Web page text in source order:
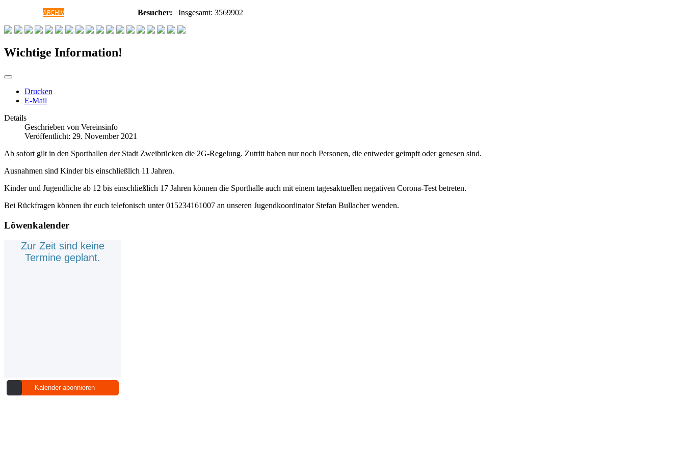
ARCHIV Besucher: Insgesamt: 3569902
Wichtige Information!
Drucken
E-Mail
Details
Geschrieben von Vereinsinfo
Veröffentlicht: 29. November 2021
Ab sofort gilt in den Sporthallen der Stadt Zweibrücken die 2G-Regelung. Zutritt haben nur noch Personen, die entweder geimpft oder genesen sind.
Ausnahmen sind Kinder bis einschließlich 11 Jahren.
Kinder und Jugendliche ab 12 bis einschließlich 17 Jahren können die Sporthalle auch mit einem tagesaktuellen negativen Corona-Test betreten.
Bei Rückfragen können ihr euch telefonisch unter 015234161007 an unseren Jugendkoordinator Stefan Bullacher wenden.
Löwenkalender